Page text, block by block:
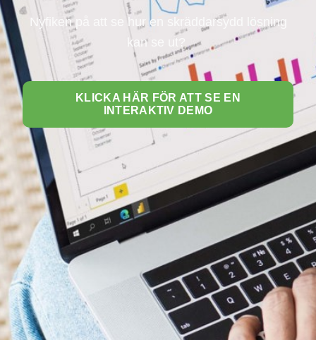
Nyfiken på att se hur en skräddarsydd lösning
kan se ut?
KLICKA HÄR FÖR ATT SE EN
INTERAKTIV DEMO